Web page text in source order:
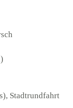
Stadtrundfahrt